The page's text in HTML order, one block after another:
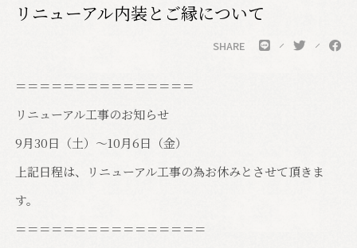
リニューアル内装とご縁について
SHARE
＝＝＝＝＝＝＝＝＝＝＝＝＝＝＝
リニューアル工事のお知らせ
9月30日（土）～10月6日（金）
上記日程は、リニューアル工事の為お休みとさせて頂きま
す。
＝＝＝＝＝＝＝＝＝＝＝＝＝＝＝＝